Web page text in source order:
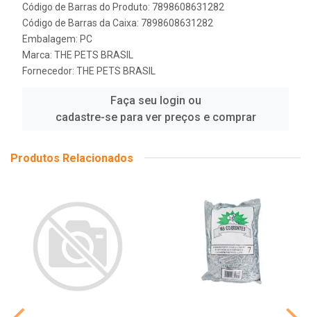
Código de Barras do Produto: 7898608631282
Código de Barras da Caixa: 7898608631282
Embalagem: PC
Marca: THE PETS BRASIL
Fornecedor: THE PETS BRASIL
Faça seu login ou
cadastre-se para ver preços e comprar
Produtos Relacionados